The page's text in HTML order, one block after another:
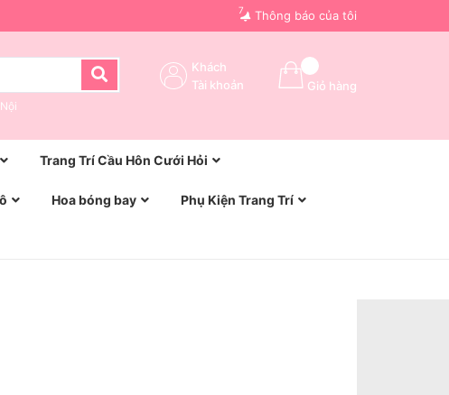
Thông báo của tôi
7
Giỏ hàng
Khách
Tài khoản
Trang Trí Cầu Hôn Cưới Hỏi
Hoa bóng bay Phụ Kiện Trang Trí